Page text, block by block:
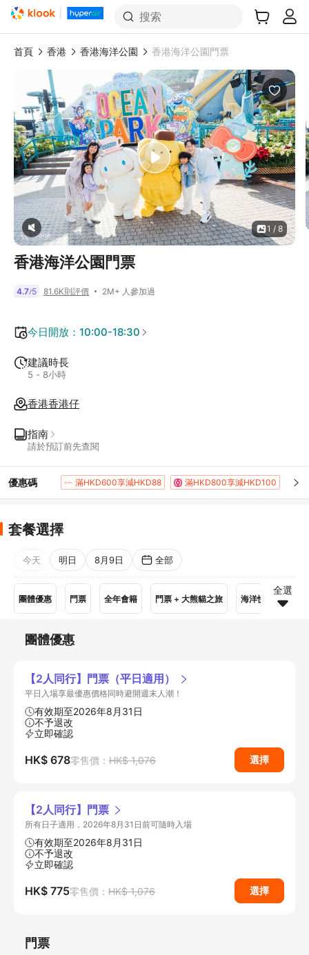
搜索
首頁 香港 香港海洋公園 香港海洋公園門票
1 / 8
香港海洋公園門票
4.7/5 81.6K則評價 2M+ 人參加過
今日開放：10:00-18:30
建議時長
5 - 8小時
香港香港仔
指南
請於預訂前先查閱
優惠碼 滿HKD600享減HKD88
滿HKD800享減HKD100
滿HKD1,400享減HKD168
滿HKD400享減HKD20
套餐選擇
今天 明日 8月9日 全部
團體優惠 門票 全年會籍 門票 + 大熊貓之旅 海洋快證
全選
團體優惠
【2人同行】門票（平日適用）
平日入場享最優惠價格同時避開週末人潮！
有效期至2026年8月31日
不予退改
立即確認
零售價： HK$ 1,076
HK$ 678 選擇
【2人同行】門票
所有日子適用，2026年8月31日前可隨時入場
有效期至2026年8月31日
不予退改
立即確認
零售價： HK$ 1,076
HK$ 775 選擇
門票